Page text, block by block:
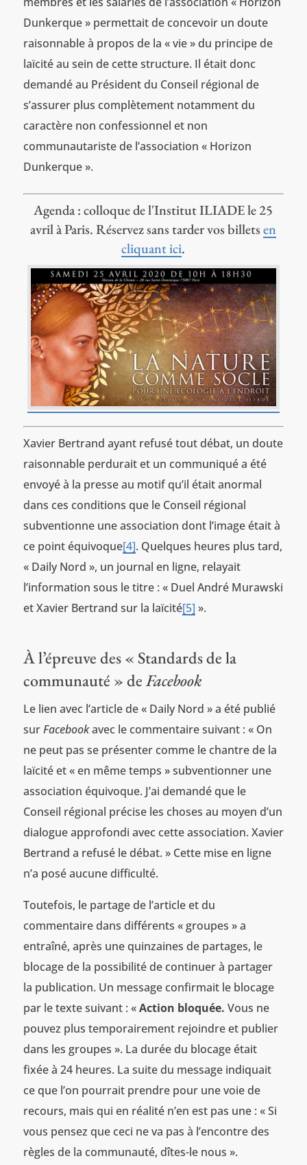
Dunkerque » permettait de concevoir un doute
raisonnable à propos de la « vie » du principe de
laïcité au sein de cette structure. Il était donc
demandé au Président du Conseil régional de
s’assurer plus complètement notamment du
caractère non confessionnel et non
communautariste de l’association « Horizon
Dunkerque ».
Agenda : colloque de l'Institut ILIADE le 25
avril à Paris. Réservez sans tarder vos billetsen
cliquant ici.
Xavier Bertrand ayant refusé tout débat, un doute
raisonnable perdurait et un communiqué a été
envoyé à la presse au motif qu’il était anormal
dans ces conditions que le Conseil régional
subventionne une association dont l’image était à
ce point équivoque[4]. Quelques heures plus tard,
« Daily Nord », un journal en ligne, relayait
l’information sous le titre : « Duel André Murawski
et Xavier Bertrand sur la laïcité[5] ».
À l’épreuve des « Standards de la
communauté » deFacebook
Le lien avec l’article de « Daily Nord » a été publié
surFacebookavec le commentaire suivant : « On
ne peut pas se présenter comme le chantre de la
laïcité et « en même temps » subventionner une
association équivoque. J’ai demandé que le
Conseil régional précise les choses au moyen d’un
dialogue approfondi avec cette association. Xavier
Bertrand a refusé le débat. » Cette mise en ligne
n’a posé aucune difficulté.
Toutefois, le partage de l’article et du
commentaire dans différents « groupes » a
entraîné, après une quinzaines de partages, le
blocage de la possibilité de continuer à partager
la publication. Un message confirmait le blocage
par le texte suivant : «Action bloquée. Vous ne
pouvez plus temporairement rejoindre et publier
dans les groupes ». La durée du blocage était
fixée à 24 heures. La suite du message indiquait
ce que l’on pourrait prendre pour une voie de
recours, mais qui en réalité n’en est pas une : « Si
vous pensez que ceci ne va pas à l’encontre des
règles de la communauté, dîtes-le nous ».